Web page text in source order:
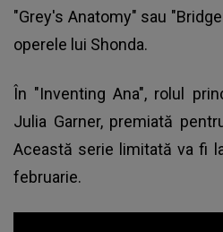
"Grey's Anatomy" sau
operele lui Shonda.
În "Inventing Ana", rolul
Julia Garner, premiată
Această serie limitată va fi
februarie.